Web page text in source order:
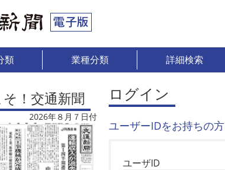
類 業種分類 詳細検索
！交通新聞
2026年８月７日付
ログイン
ユーザーIDをお持ちの方
ユーザID